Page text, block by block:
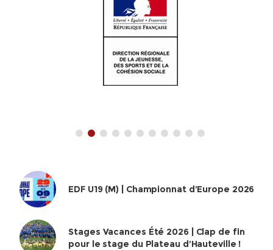
EDF U19 (M) | Championnat d’Europe 2026
Stages Vacances Été 2026 | Clap de fin
pour le stage du Plateau d’Hauteville !